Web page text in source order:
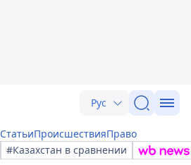
Рус
СтатьиПроисшествияПраво
#Казахстан в сравнении